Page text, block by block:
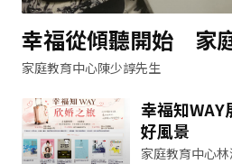
幸福從傾聽開始 家
家庭教育中心陳少諄先生
幸福知
好風景
家庭教育中心